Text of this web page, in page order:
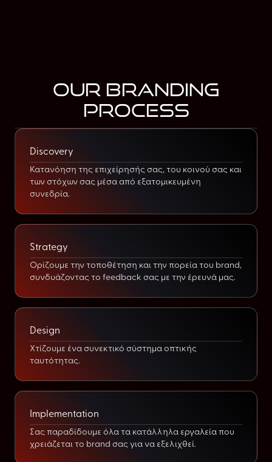
Our Branding
Process
Discovery
Κατανόηση της επιχείρησής σας, του κοινού σας και
των στόχων σας μέσα από εξατομικευμένη
συνεδρία.
Strategy
Ορίζουμε την τοποθέτηση και την πορεία του brand,
συνδυάζοντας το feedback σας με την έρευνά μας.
Design
Χτίζουμε ένα συνεκτικό σύστημα οπτικής
ταυτότητας.
Implementation
Σας παραδίδουμε όλα τα κατάλληλα εργαλεία που
χρειάζεται το brand σας για να εξελιχθεί.